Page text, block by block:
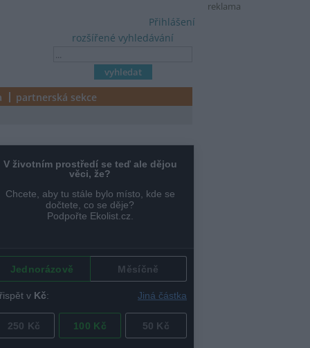
reklama
rozšířené vyhledávání
Přihlášení
partnerská sekce